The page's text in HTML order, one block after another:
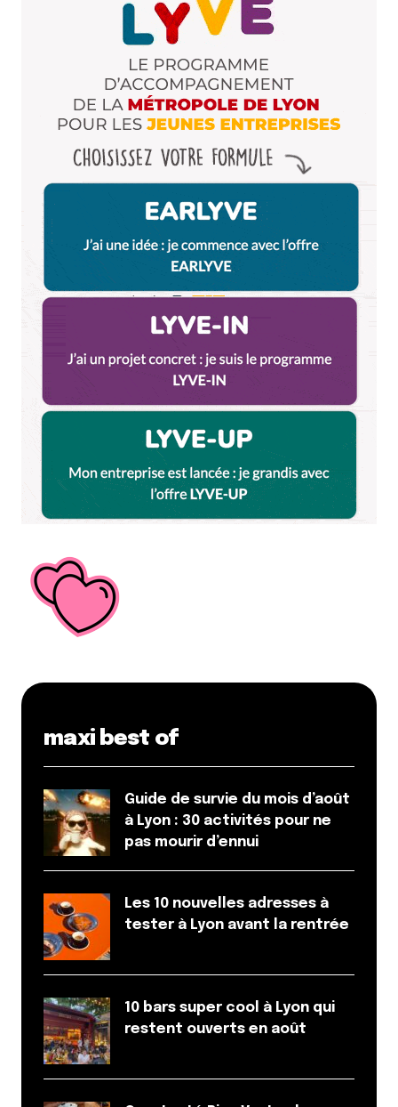
Enregistrer mon nom, mon e-mail et mon site dans le
navigateur pour mon prochain commentaire.
maxi best of
Guide de survie du mois d’août
à Lyon : 30 activités pour ne
pas mourir d’ennui
Les 10 nouvelles adresses à
tester à Lyon avant la rentrée
10 bars super cool à Lyon qui
restent ouverts en août